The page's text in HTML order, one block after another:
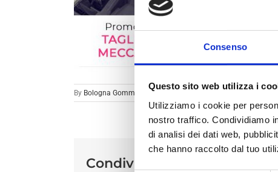
Consenso
Questo sito web utilizza i
Utilizziamo i cookie per
nostro traffico. Condividiamo
di analisi dei dati web,
che hanno raccolto dal tuo
By Bologna Gomme
Condividi sui social